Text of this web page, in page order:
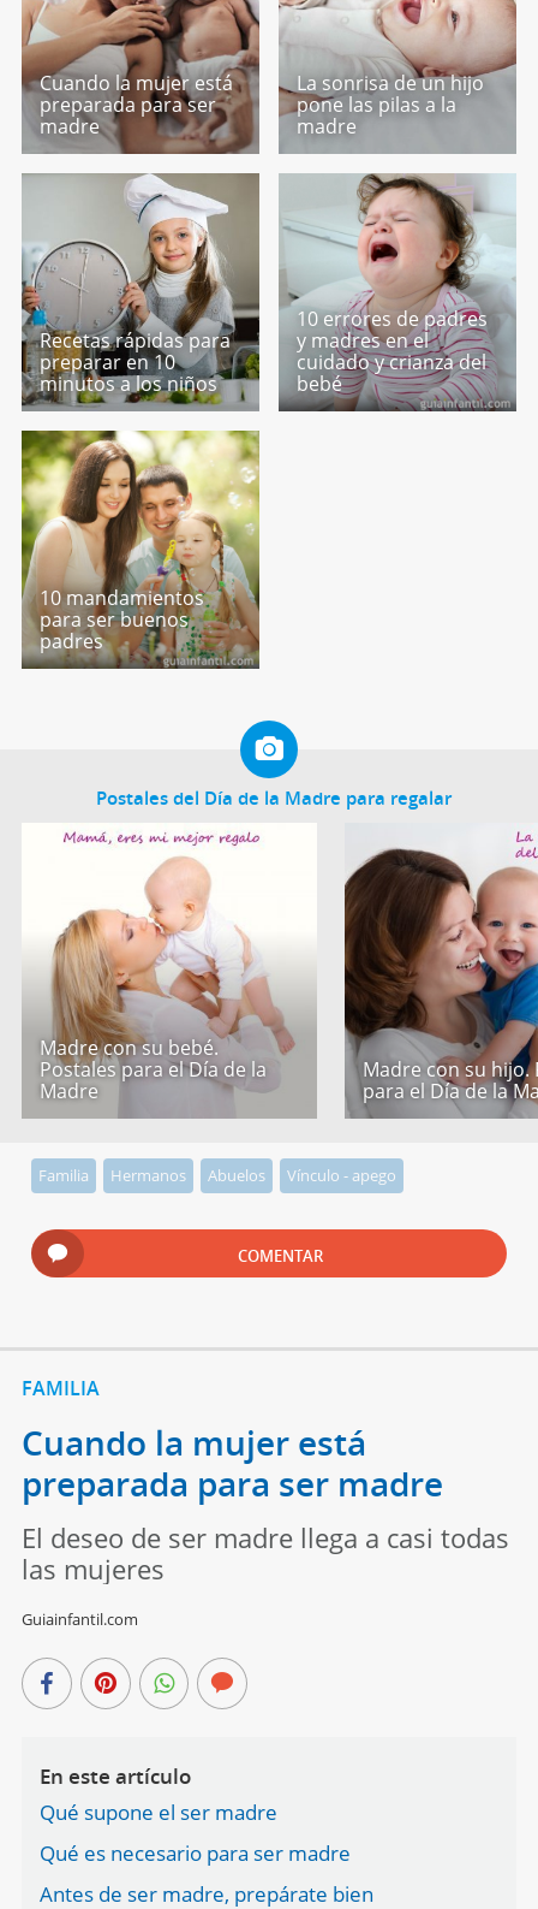
Cuando la mujer está
preparada para ser
madre
La sonrisa de un hijo
pone las pilas a la
madre
Recetas rápidas para
preparar en 10
minutos a los niños
10 errores de padres
y madres en el
cuidado y crianza del
bebé
10 mandamientos
para ser buenos
padres
Postales del Día de la Madre para regalar
Madre con su bebé.
Postales para el Día de la
Madre
Madre con su hijo.
para el Día de la
Familia Hermanos Abuelos Vínculo - apego
COMENTAR
FAMILIA
Cuando la mujer está
preparada para ser madre
El deseo de ser madre llega a casi todas
las mujeres
Guiainfantil.com
En este artículo
Qué supone el ser madre
Qué es necesario para ser madre
Antes de ser madre, prepárate bien